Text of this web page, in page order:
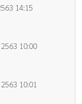
14:15
10:00
10:01